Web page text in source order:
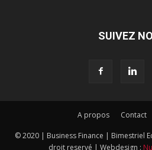
SUIVEZ
A propos Contact
© 2020 | Business Finance | Bimestriel
droit reservé | Webdesign :